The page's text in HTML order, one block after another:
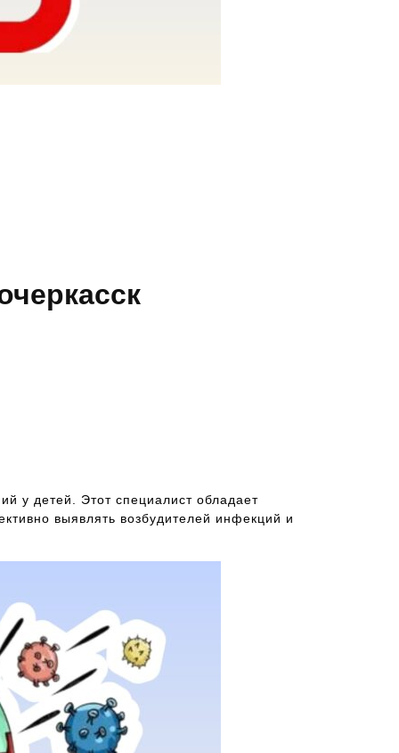
у детей. Этот специалист обладает
выявлять возбудителей инфекций и